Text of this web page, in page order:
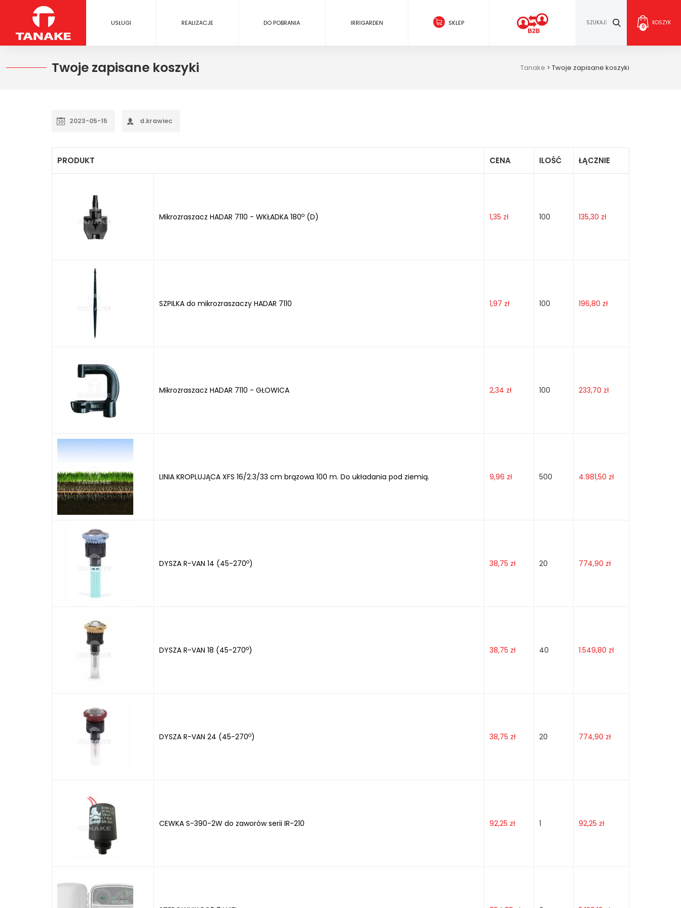
USŁUGI REALIZACJE DO POBRANIA IRRIGARDEN SKLEP 0
KOSZYK
Twoje zapisane koszyki Tanake > Twoje zapisane koszyki
2023-05-15 d.krawiec
PRODUKT CENA ILOŚĆ ŁĄCZNIE
Mikrozraszacz HADAR 7110 - WKŁADKA 180o (D) 1,35 zł 100 135,30 zł
SZPILKA do mikrozraszaczy HADAR 7110 1,97 zł 100 196,80 zł
Mikrozraszacz HADAR 7110 - GŁOWICA 2,34 zł 100 233,70 zł
LINIA KROPLUJĄCA XFS 16/2.3/33 cm brązowa 100 m. Do układania pod ziemią. 9,96 zł 500 4.981,50 zł
DYSZA R-VAN 14 (45-270o) 38,75 zł 20 774,90 zł
DYSZA R-VAN 18 (45-270o) 38,75 zł 40 1.549,80 zł
DYSZA R-VAN 24 (45-270o) 38,75 zł 20 774,90 zł
CEWKA S-390-2W do zaworów serii IR-210 92,25 zł 1 92,25 zł